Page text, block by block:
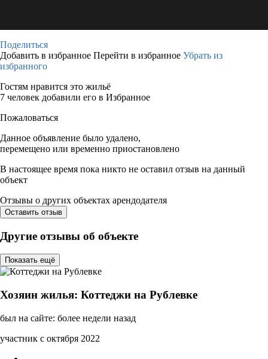
Поделиться
Добавить в избранное Перейти в избранное Убрать из
избранного
Гостям нравится это жильё
7 человек добавили его в Избранное
Пожаловаться
Данное объявление было удалено,
перемещено или временно приостановлено
В настоящее время пока никто не оставил отзыв на данный
объект
Отзывы о других объектах арендодателя
Оставить отзыв
Другие отзывы об объекте
Показать ещё
Хозяин жилья: Коттеджи на Рублевке
был на сайте: более недели назад
участник с октября 2022